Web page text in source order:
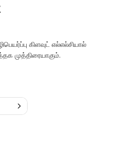
கிளவுட் எல்எல்சியால்
முத்திரையாகும்.